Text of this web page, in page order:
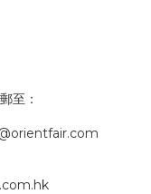
至：